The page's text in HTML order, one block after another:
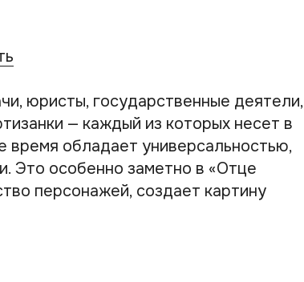
юристы, государственные деятели,
— каждый из которых несет в
время обладает универсальностью,
Это особенно заметно в «Отце
персонажей, создает картину